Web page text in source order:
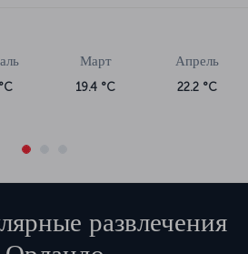
Март
19.4 °C
Апрель
22.2 °C
развлечения